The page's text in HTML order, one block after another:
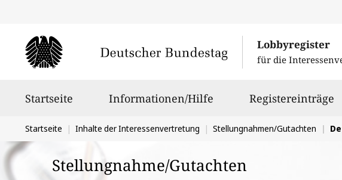
Lobbyregister
für die
Startseite Informationen/Hilfe Registereinträge
Sie
befinden
sich
Startseite Inhalte der Interessenvertretung Stellungnahmen/Gutachten
Stellungnahme/Gutachten